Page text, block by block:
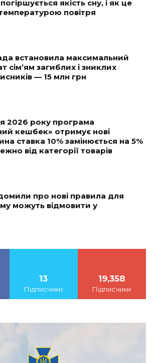
якість сну, і як це
повітря
встановила максимальний
сім’ям загиблих і зниклих
— 15 млн грн
2026 року програма
кешбек» отримує нові
ставка 10% замінюється на 5%
від категорії товарів
про нові правила для
можуть відмовити у
13
Підписчики
19,358
Підписчики